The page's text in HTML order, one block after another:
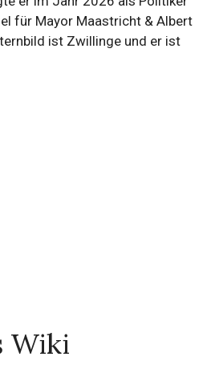
für Mayor Maastricht & Albert
ist Zwillinge und er ist
Wiki